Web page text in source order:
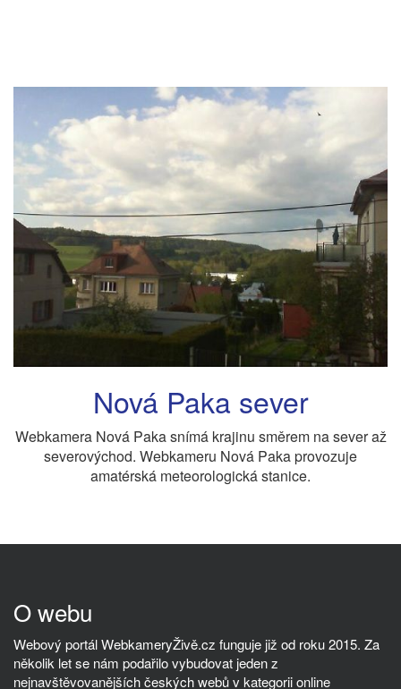
Nová Paka sever
Webkamera Nová Paka snímá krajinu směrem na sever až
severovýchod. Webkameru Nová Paka provozuje
amatérská meteorologická stanice.
O webu
Webový portál WebkameryŽivě.cz funguje již od roku 2015. Za
několik let se nám podařilo vybudovat jeden z
nejnavštěvovanějších českých webů v kategorii online